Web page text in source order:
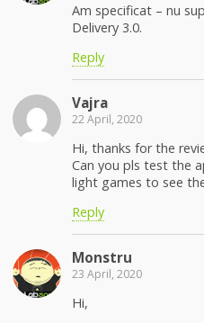
Am specificat – nu
Delivery 3.0.
Reply
Vajra
22 April, 2020
Hi, thanks for the
Can you pls test the
light games to see
Reply
Monstru
23 April, 2020
Hi,